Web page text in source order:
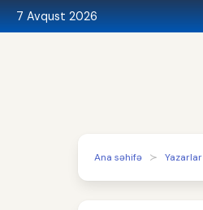
7 Avqust 2026
Ana səhifə Yazarlar